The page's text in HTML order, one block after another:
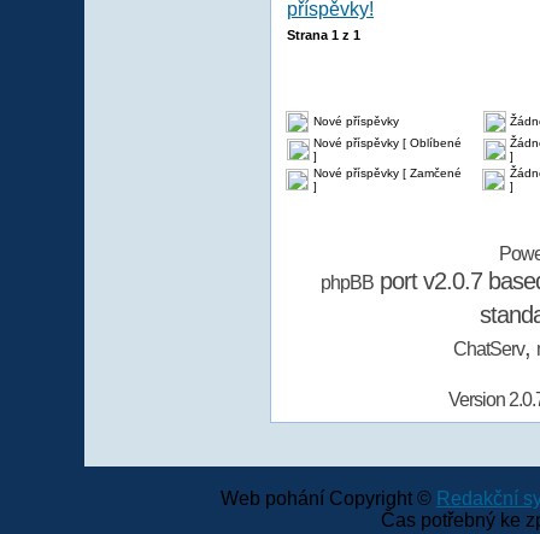
Strana 1 z 1
Nové příspěvky
Nové příspěvky [ Oblíbené
]
]
Nové příspěvky [ Zamčené
]
]
phpBBport v2.0.7
ChatServ,
Version
Web pohání Copyright © Redakční
Čas potřebný ke